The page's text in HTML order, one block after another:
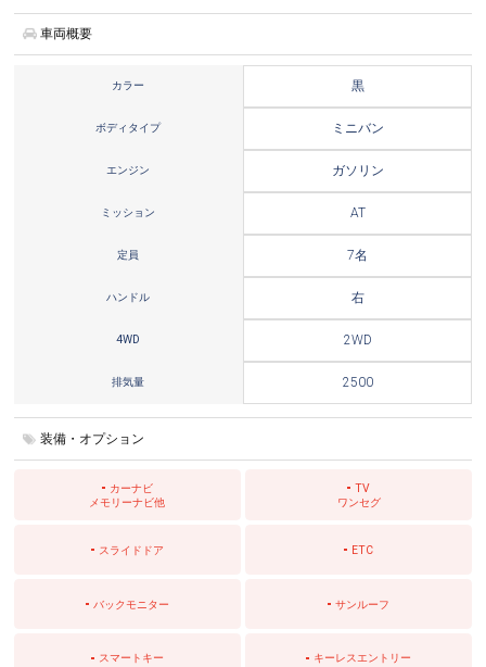
車両概要
カラー 黒
ボディタイプ ミニバン
エンジン ガソリン
ミッション AT
定員 7名
ハンドル 右
4WD 2WD
排気量 2500
装備・オプション
カーナビ
メモリーナビ他
TV
ワンセグ
スライドドア ETC
バックモニター サンルーフ
スマートキー キーレスエントリー